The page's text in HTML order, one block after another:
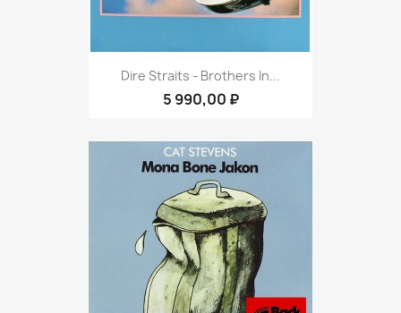
Dire Straits - Brothers In...
5 990,00 ₽